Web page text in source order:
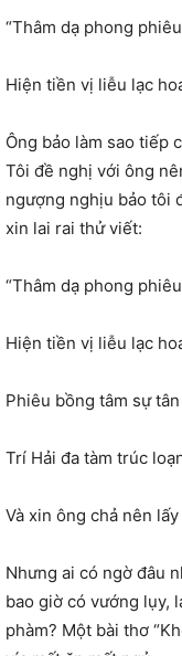
“Thâm dạ phong
Hiện tiền vị liễu lạc
Ông bảo làm sao tiếp
Tôi đề nghị với ông
ngượng nghịu bảo tôi
xin lai rai thử viết:
“Thâm dạ phong
Hiện tiền vị liễu lạc
Phiêu bồng tâm sự
Trí Hải đa tàm trúc
Và xin ông chả nên
Nhưng ai có ngờ đâu
bao giờ có vướng lụy,
phàm? Một bài thơ